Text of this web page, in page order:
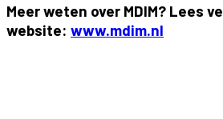
Meer weten over MDIM? Lees
website: www.mdim.nl